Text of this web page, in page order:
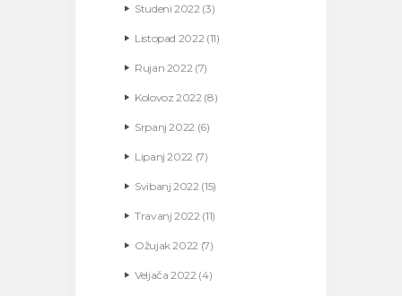
Studeni2022 (3)
Listopad 2022 (11)
Rujan 2022 (7)
Kolovoz2022 (8)
Srpanj2022 (6)
Lipanj2022 (7)
Svibanj2022 (15)
Travanj2022 (11)
Ožujak2022 (7)
Veljača2022 (4)